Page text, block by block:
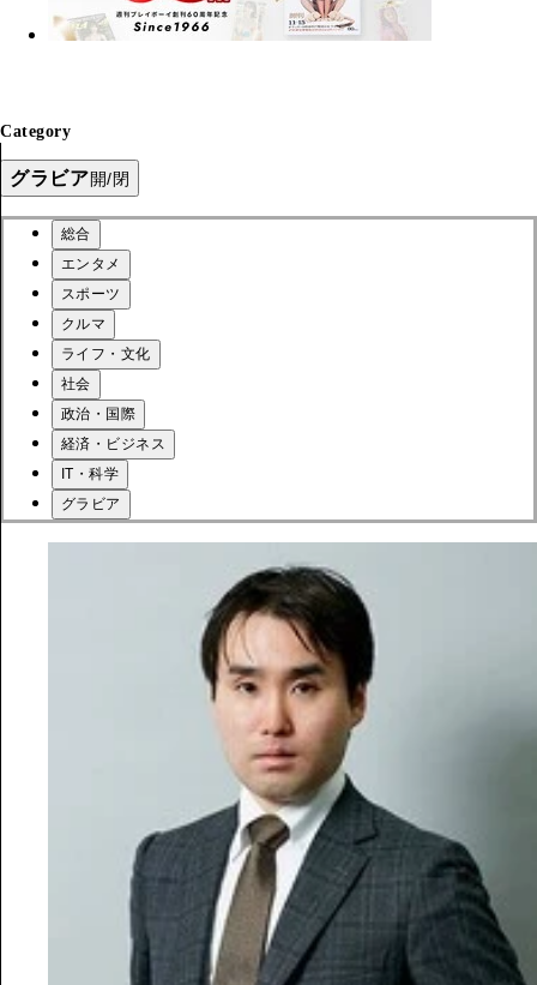
Category
グラビア開/閉
総合
エンタメ
スポーツ
クルマ
ライフ・文化
社会
政治・国際
経済・ビジネス
IT・科学
グラビア